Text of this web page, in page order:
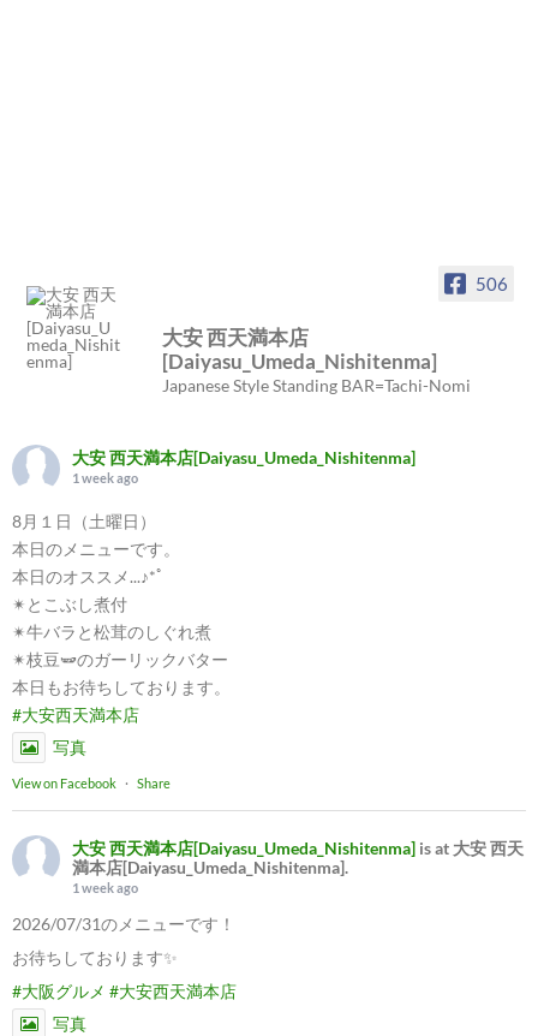
506
大安 西天満本店
[Daiyasu_Umeda_Nishitenma]
Japanese Style Standing BAR=Tachi-Nomi
大安 西天満本店[Daiyasu_Umeda_Nishitenma]
1 week ago
8月１日（土曜日）
本日のメニューです。
本日のオススメ...♪*ﾟ
✴︎とこぶし煮付
✴︎牛バラと松茸のしぐれ煮
✴︎枝豆🫛のガーリックバター
本日もお待ちしております。
#大安西天満本店
写真
View on Facebook · Share
大安 西天満本店[Daiyasu_Umeda_Nishitenma] is at 大安 西天
満本店[Daiyasu_Umeda_Nishitenma].
1 week ago
2026/07/31のメニューです！
お待ちしております✨
#大阪グルメ #大安西天満本店
写真